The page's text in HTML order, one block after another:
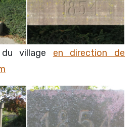
village en direction de